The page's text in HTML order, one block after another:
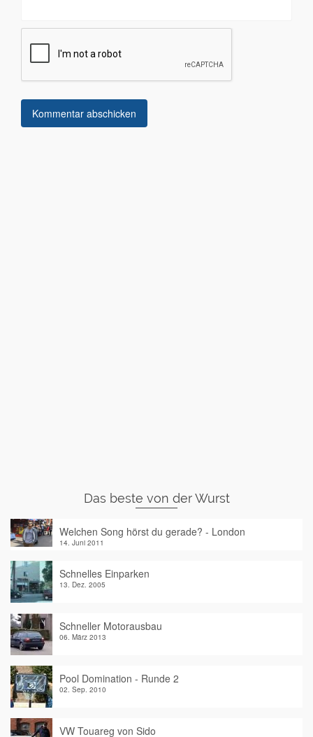
Das beste von der Wurst
Welchen Song hörst du gerade? - London
14. Juni 2011
Schnelles Einparken
13. Dez. 2005
Schneller Motorausbau
06. März 2013
Pool Domination - Runde 2
02. Sep. 2010
VW Touareg von Sido